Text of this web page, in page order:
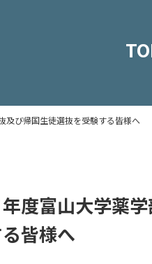
及び帰国生徒選抜を受験する皆様へ
度富山大学薬
皆様へ